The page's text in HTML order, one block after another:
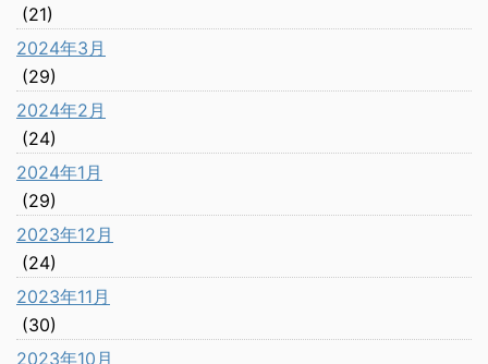
(21)
2024年3月
(29)
2024年2月
(24)
2024年1月
(29)
2023年12月
(24)
2023年11月
(30)
2023年10月